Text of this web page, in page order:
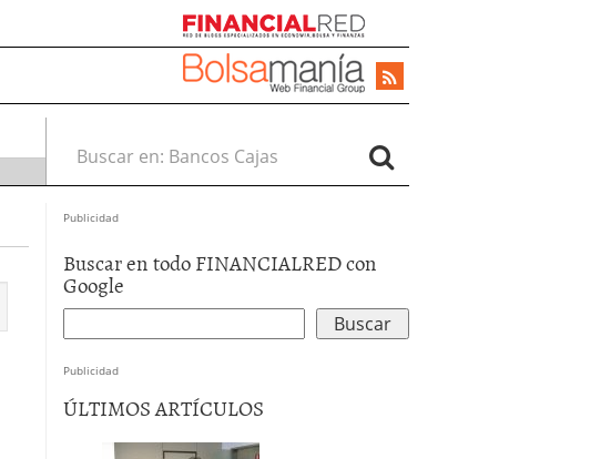
Buscar en:
Publicidad
Buscar en todo FINANCIALRED con
Google
Publicidad
ÚLTIMOS ARTÍCULOS